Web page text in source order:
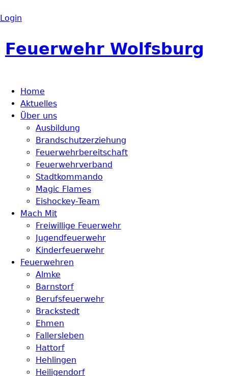
Login
Feuerwehr Wolfsburg
Home
Aktuelles
Über uns
Ausbildung
Brandschutzerziehung
Feuerwehrbereitschaft
Feuerwehrverband
Stadtkommando
Magic Flames
Eishockey-Team
Mach Mit
Freiwillige Feuerwehr
Jugendfeuerwehr
Kinderfeuerwehr
Feuerwehren
Almke
Barnstorf
Berufsfeuerwehr
Brackstedt
Ehmen
Fallersleben
Hattorf
Hehlingen
Heiligendorf